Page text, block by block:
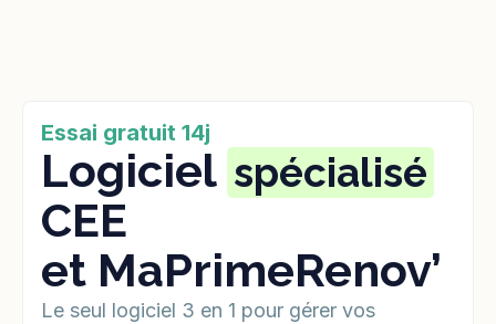
Essai gratuit 14j
Logiciel spécialisé
CEE
et MaPrimeRenov’
Le seul logiciel 3 en 1 pour gérer vos